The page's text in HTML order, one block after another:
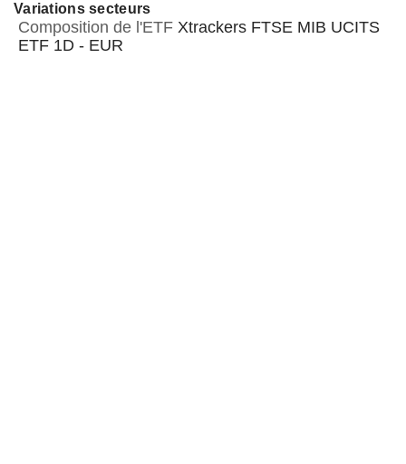
Variations secteurs
Composition de l'ETF Xtrackers FTSE MIB UCITS
ETF 1D - EUR